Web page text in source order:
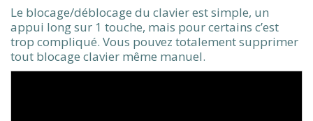
Le blocage/déblocage du clavier est simple, un
appui long sur 1 touche, mais pour certains c’est
trop compliqué. Vous pouvez totalement supprimer
tout blocage clavier même manuel.